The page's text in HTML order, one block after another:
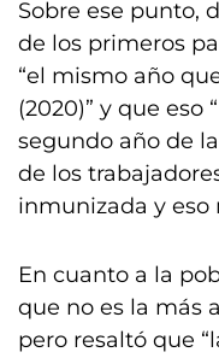
Sobre ese punto,
de los primeros
“el mismo año
(2020)” y que
segundo año de
de los
inmunizada y eso
En cuanto a la
que no es la más
pero resaltó que